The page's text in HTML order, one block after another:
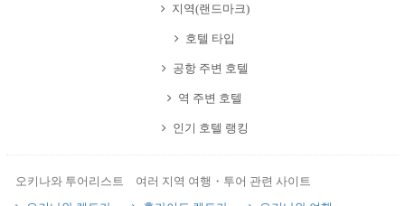
지역(랜드마크)
호텔 타입
공항 주변 호텔
역 주변 호텔
인기 호텔 랭킹
오키나와 투어리스트 여러 지역 여행・투어 관련 사이트